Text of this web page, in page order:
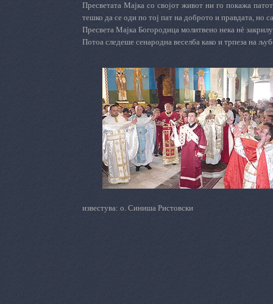
Пресветата Мајка со својот живот ни го покажа
тешко да се оди по тој пат на доброто и правдата, но
Пресвета Мајка Богородица молитвено нека нѐ
Потоа следеше сенародна веселба како и трпеза на
известува: о. Синиша Ристовски